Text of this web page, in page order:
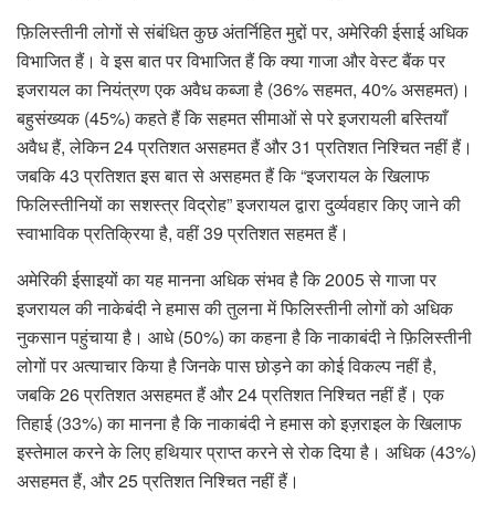
फ़िलिस्तीनी लोगों से संबंधित कुछ अंतर्निहित मुद्दों पर, अमेरिकी ईसाई अधिक
विभाजित हैं। वे इस बात पर विभाजित हैं कि क्या गाजा और वेस्ट बैंक पर
इजरायल का नियंत्रण एक अवैध कब्जा है (36% सहमत, 40% असहमत)।
बहुसंख्यक (45%) कहते हैं कि सहमत सीमाओं से परे इजरायली बस्तियाँ
अवैध हैं, लेकिन 24 प्रतिशत असहमत हैं और 31 प्रतिशत निश्चित नहीं हैं।
जबकि 43 प्रतिशत इस बात से असहमत हैं कि “इजरायल के खिलाफ
फिलिस्तीनियों का सशस्त्र विद्रोह” इजरायल द्वारा दुर्व्यवहार किए जाने की
स्वाभाविक प्रतिक्रिया है, वहीं 39 प्रतिशत सहमत हैं।
अमेरिकी ईसाइयों का यह मानना ​​अधिक संभव है कि 2005 से गाजा पर
इजरायल की नाकेबंदी ने हमास की तुलना में फिलिस्तीनी लोगों को अधिक
नुकसान पहुंचाया है। आधे (50%) का कहना है कि नाकाबंदी ने फ़िलिस्तीनी
लोगों पर अत्याचार किया है जिनके पास छोड़ने का कोई विकल्प नहीं है,
जबकि 26 प्रतिशत असहमत हैं और 24 प्रतिशत निश्चित नहीं हैं। एक
तिहाई (33%) का मानना ​​है कि नाकाबंदी ने हमास को इज़राइल के खिलाफ
इस्तेमाल करने के लिए हथियार प्राप्त करने से रोक दिया है। अधिक (43%)
असहमत हैं, और 25 प्रतिशत निश्चित नहीं हैं।